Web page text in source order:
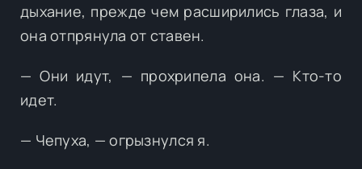
дыхание, прежде чем расширились глаза, и
она отпрянула от ставен.
— Они идут, — прохрипела она. — Кто-то
идет.
— Чепуха, — огрызнулся я.